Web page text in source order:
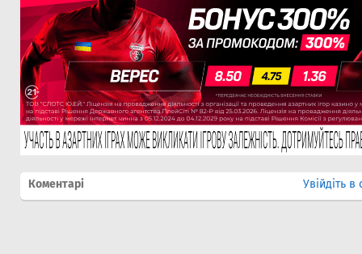
Коментарі Увійдіть в